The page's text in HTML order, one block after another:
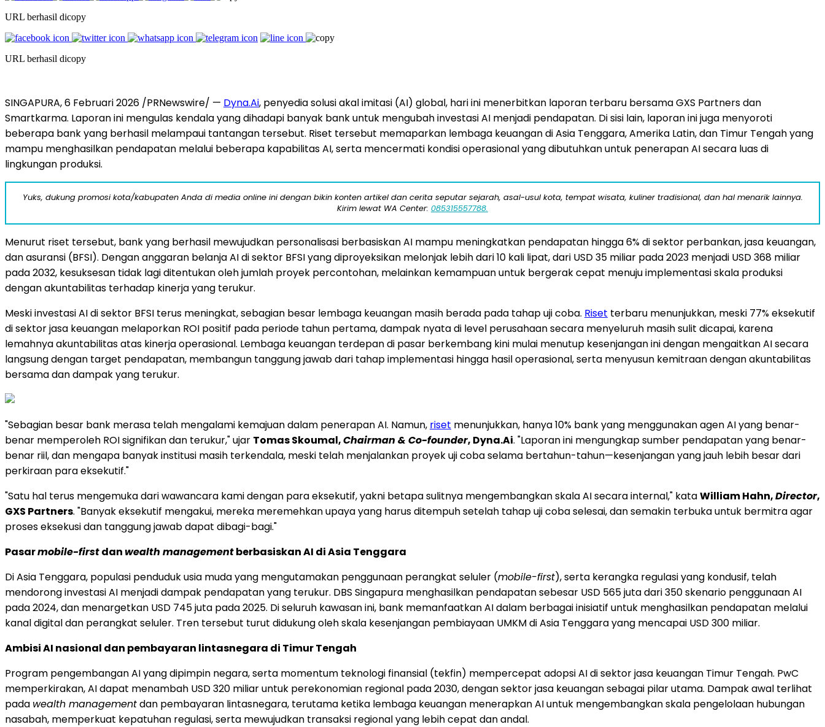
URL berhasil dicopy
URL berhasil dicopy
SINGAPURA, 6 Februari 2026 /PRNewswire/ — Dyna.Ai, penyedia solusi akal imitasi (AI) global, hari ini menerbitkan laporan terbaru bersama GXS Partners dan
Smartkarma. Laporan ini mengulas kendala yang dihadapi banyak bank untuk mengubah investasi AI menjadi pendapatan. Di sisi lain, laporan ini juga menyoroti
beberapa bank yang berhasil melampaui tantangan tersebut. Riset tersebut memaparkan lembaga keuangan di Asia Tenggara, Amerika Latin, dan Timur Tengah yang
mampu menghasilkan pendapatan melalui beberapa kapabilitas AI, serta mencermati kondisi operasional yang dibutuhkan untuk penerapan AI secara luas di
lingkungan produksi.
Yuks, dukung promosi kota/kabupaten Anda di media online ini dengan bikin konten artikel dan cerita seputar sejarah, asal-usul kota, tempat wisata, kuliner tradisional, dan hal menarik lainnya.
Kirim lewat WA Center: 085315557788.
Menurut riset tersebut, bank yang berhasil mewujudkan personalisasi berbasiskan AI mampu meningkatkan pendapatan hingga 6% di sektor perbankan, jasa keuangan,
dan asuransi (BFSI). Dengan anggaran belanja AI di sektor BFSI yang diproyeksikan melonjak lebih dari 10 kali lipat, dari USD 35 miliar pada 2023 menjadi USD 368 miliar
pada 2032, kesuksesan tidak lagi ditentukan oleh jumlah proyek percontohan, melainkan kemampuan untuk bergerak cepat menuju implementasi skala produksi
dengan akuntabilitas terhadap kinerja yang terukur.
Meski investasi AI di sektor BFSI terus meningkat, sebagian besar lembaga keuangan masih berada pada tahap uji coba. Riset terbaru menunjukkan, meski 77% eksekutif
di sektor jasa keuangan melaporkan ROI positif pada periode tahun pertama, dampak nyata di level perusahaan secara menyeluruh masih sulit dicapai, karena
lemahnya akuntabilitas atas kinerja operasional. Lembaga keuangan terdepan di pasar berkembang kini mulai menutup kesenjangan ini dengan mengaitkan AI secara
langsung dengan target pendapatan, membangun tanggung jawab dari tahap implementasi hingga hasil operasional, serta menyusun kemitraan dengan akuntabilitas
bersama dan dampak yang terukur.
"Sebagian besar bank merasa telah mengalami kemajuan dalam penerapan AI. Namun, riset menunjukkan, hanya 10% bank yang menggunakan agen AI yang benar-
benar memperoleh ROI signifikan dan terukur," ujar Tomas Skoumal,Chairman & Co-founder, Dyna.Ai. "Laporan ini mengungkap sumber pendapatan yang benar-
benar riil, dan mengapa banyak institusi masih terkendala, meski telah menjalankan proyek uji coba selama bertahun-tahun—kesenjangan yang jauh lebih besar dari
perkiraan para eksekutif."
"Satu hal terus mengemuka dari wawancara kami dengan para eksekutif, yakni betapa sulitnya mengembangkan skala AI secara internal," kataWilliam Hahn,Director,
GXS Partners. "Banyak eksekutif mengakui, mereka meremehkan upaya yang harus ditempuh setelah tahap uji coba selesai, dan semakin terbuka untuk bermitra agar
proses eksekusi dan tanggung jawab dapat dibagi-bagi."
Pasarmobile-firstdanwealth managementberbasiskan AI di Asia Tenggara
Di Asia Tenggara, populasi penduduk usia muda yang mengutamakan penggunaan perangkat seluler (mobile-first), serta kerangka regulasi yang kondusif, telah
mendorong investasi AI menjadi dampak pendapatan yang terukur. DBS Singapura menghasilkan pendapatan sebesar USD 565 juta dari 350 skenario penggunaan AI
pada 2024, dan menargetkan USD 745 juta pada 2025. Di seluruh kawasan ini, bank memanfaatkan AI dalam berbagai inisiatif untuk menghasilkan pendapatan melalui
kanal digital dan perangkat seluler. Tren tersebut turut didukung oleh skala kesenjangan pembiayaan UMKM di Asia Tenggara yang mencapai USD 300 miliar.
Ambisi AI nasional dan pembayaran lintasnegara di Timur Tengah
Program pengembangan AI yang dipimpin negara, serta momentum teknologi finansial (tekfin) mempercepat adopsi AI di sektor jasa keuangan Timur Tengah. PwC
memperkirakan, AI dapat menambah USD 320 miliar untuk perekonomian regional pada 2030, dengan sektor jasa keuangan sebagai pilar utama. Dampak awal terlihat
pada wealth managementdan pembayaran lintasnegara, terutama ketika lembaga keuangan menerapkan AI untuk mengembangkan skala pengelolaan hubungan
nasabah, memperkuat kepatuhan regulasi, serta mewujudkan transaksi regional yang lebih cepat dan andal.